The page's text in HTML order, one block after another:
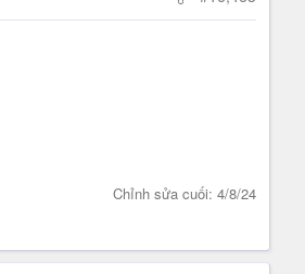
Chỉnh sửa cuối: 4/8/24